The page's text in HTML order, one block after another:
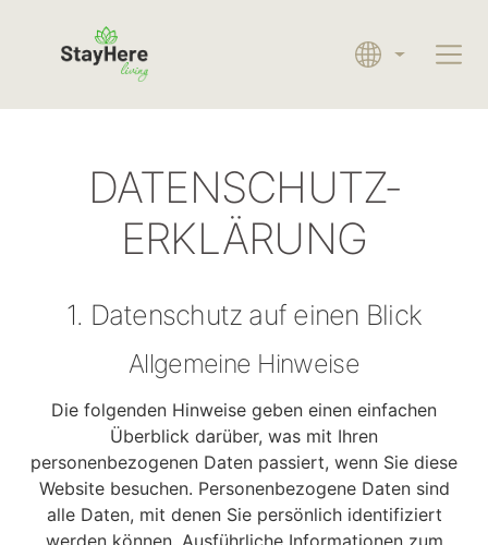
CURRENT
DATENSCHUTZ­
ERKLÄRUNG
1. Datenschutz auf einen Blick
Allgemeine Hinweise
Die folgenden Hinweise geben einen einfachen
Überblick darüber, was mit Ihren
personenbezogenen Daten passiert, wenn Sie diese
Website besuchen. Personenbezogene Daten sind
alle Daten, mit denen Sie persönlich identifiziert
werden können. Ausführliche Informationen zum